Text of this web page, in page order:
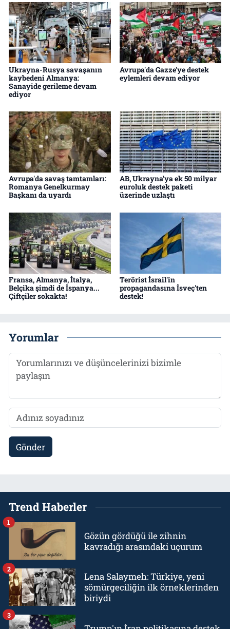
Ukrayna-Rusya savaşanın
kaybedeni Almanya:
Sanayide gerileme devam
ediyor
Avrupa'da Gazze'ye destek
eylemleri devam ediyor
Avrupa'da savaş tamtamları:
Romanya Genelkurmay
Başkanı da uyardı
AB, Ukrayna'ya ek 50 milyar
euroluk destek paketi
üzerinde uzlaştı
Fransa, Almanya, İtalya,
Belçika şimdi de İspanya...
Çiftçiler sokakta!
Terörist İsrail'in
propagandasına İsveç'ten
destek!
Yorumlar
Gönder
Trend Haberler
Gözün gördüğü ile zihnin
kavradığı arasındaki uçurum
1
Lena Salaymeh: Türkiye, yeni
sömürgeciliğin ilk örneklerinden
biriydi
2
3